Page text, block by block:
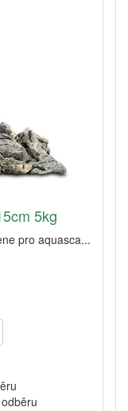
5kg
pro aquasca...